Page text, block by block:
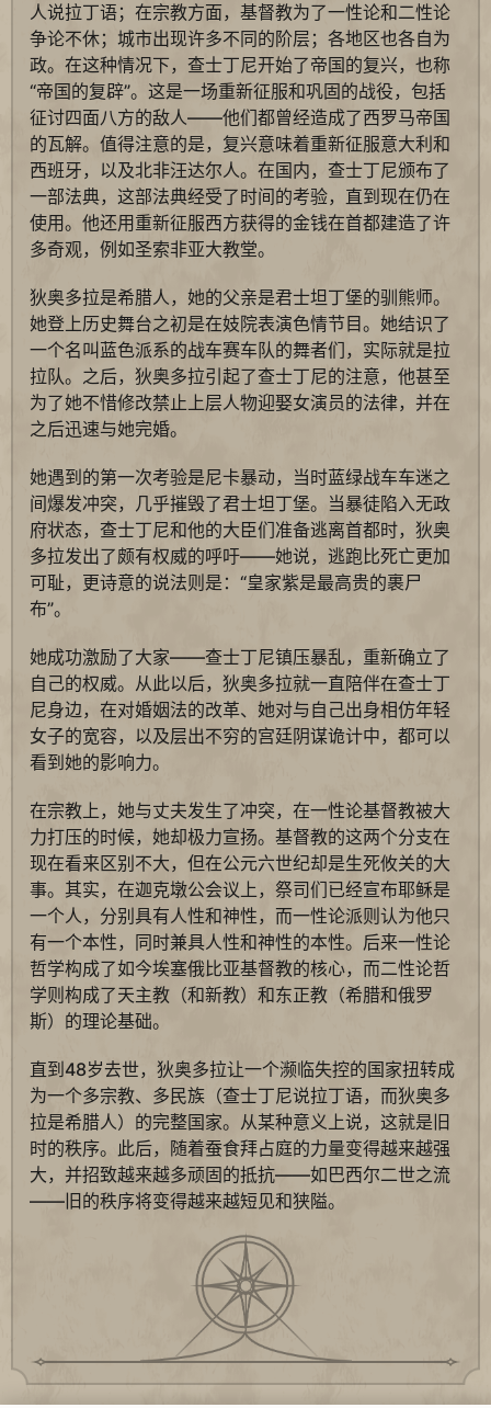
人说拉丁语；在宗教方面，基督教为了一性论和二性论
争论不休；城市出现许多不同的阶层；各地区也各自为
政。在这种情况下，查士丁尼开始了帝国的复兴，也称
“帝国的复辟”。这是一场重新征服和巩固的战役，包括
征讨四面八方的敌人——他们都曾经造成了西罗马帝国
的瓦解。值得注意的是，复兴意味着重新征服意大利和
西班牙，以及北非汪达尔人。在国内，查士丁尼颁布了
一部法典，这部法典经受了时间的考验，直到现在仍在
使用。他还用重新征服西方获得的金钱在首都建造了许
多奇观，例如圣索非亚大教堂。
狄奥多拉是希腊人，她的父亲是君士坦丁堡的驯熊师。
她登上历史舞台之初是在妓院表演色情节目。她结识了
一个名叫蓝色派系的战车赛车队的舞者们，实际就是拉
拉队。之后，狄奥多拉引起了查士丁尼的注意，他甚至
为了她不惜修改禁止上层人物迎娶女演员的法律，并在
之后迅速与她完婚。
她遇到的第一次考验是尼卡暴动，当时蓝绿战车车迷之
间爆发冲突，几乎摧毁了君士坦丁堡。当暴徒陷入无政
府状态，查士丁尼和他的大臣们准备逃离首都时，狄奥
多拉发出了颇有权威的呼吁——她说，逃跑比死亡更加
可耻，更诗意的说法则是：“皇家紫是最高贵的裹尸
布”。
她成功激励了大家——查士丁尼镇压暴乱，重新确立了
自己的权威。从此以后，狄奥多拉就一直陪伴在查士丁
尼身边，在对婚姻法的改革、她对与自己出身相仿年轻
女子的宽容，以及层出不穷的宫廷阴谋诡计中，都可以
看到她的影响力。
在宗教上，她与丈夫发生了冲突，在一性论基督教被大
力打压的时候，她却极力宣扬。基督教的这两个分支在
现在看来区别不大，但在公元六世纪却是生死攸关的大
事。其实，在迦克墩公会议上，祭司们已经宣布耶稣是
一个人，分别具有人性和神性，而一性论派则认为他只
有一个本性，同时兼具人性和神性的本性。后来一性论
哲学构成了如今埃塞俄比亚基督教的核心，而二性论哲
学则构成了天主教（和新教）和东正教（希腊和俄罗
斯）的理论基础。
直到48岁去世，狄奥多拉让一个濒临失控的国家扭转成
为一个多宗教、多民族（查士丁尼说拉丁语，而狄奥多
拉是希腊人）的完整国家。从某种意义上说，这就是旧
时的秩序。此后，随着蚕食拜占庭的力量变得越来越强
大，并招致越来越多顽固的抵抗——如巴西尔二世之流
——旧的秩序将变得越来越短见和狭隘。